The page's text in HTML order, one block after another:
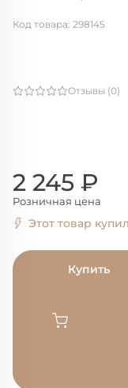
Отзывы (0)
Код товара: 298145
2 245 ₽
Розничная цена
Этот товар
Купить